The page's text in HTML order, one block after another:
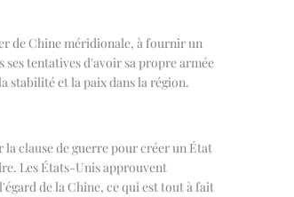
de Chine méridionale, à fournir un
tentatives d'avoir sa propre armée
stabilité et la paix dans la région.
clause de guerre pour créer un État
Les États-Unis approuvent
de la Chine, ce qui est tout à fait